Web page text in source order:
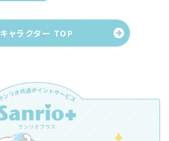
キャラクター TOP